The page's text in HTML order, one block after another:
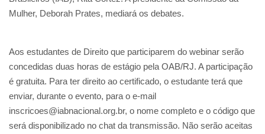
Mulher, Deborah Prates, mediará os debates.
Aos estudantes de Direito que participarem do webinar serão
concedidas duas horas de estágio pela OAB/RJ. A participação
é gratuita. Para ter direito ao certificado, o estudante terá que
enviar, durante o evento, para o e-mail
inscricoes@iabnacional.org.br, o nome completo e o código que
será disponibilizado no chat da transmissão. Não serão aceitas